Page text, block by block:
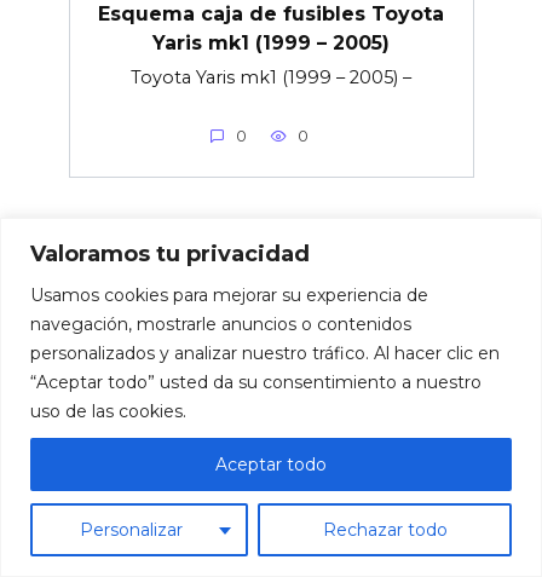
Valoramos tu privacidad
Usamos cookies para mejorar su experiencia de
navegación, mostrarle anuncios o contenidos
personalizados y analizar nuestro tráfico. Al hacer clic en
“Aceptar todo” usted da su consentimiento a nuestro
uso de las cookies.
Personalizar Rechazar todo
Aceptar todo
Esquema caja de fusibles Toyota
Yaris mk1 (1999 – 2005)
Toyota Yaris mk1 (1999 – 2005) –
0 0
Esquema caja de fusibles Toyota
Yaris mk2 (2005 – 2006)
Toyota Yaris mk2 (2005 – 2006) –
0 0
Esquema caja de fusibles Toyota